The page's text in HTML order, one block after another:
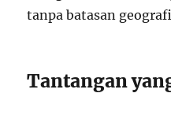
tanpa batasan
Tantangan